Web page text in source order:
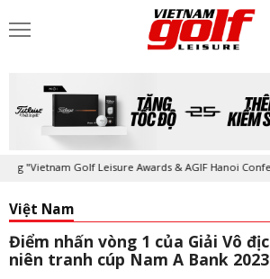
Golf Leisure Awards & AGIF Hanoi Conference
Việt Nam
Điểm nhấn vòng 1 của Giải Vô
niên tranh cúp Nam A Bank 2023